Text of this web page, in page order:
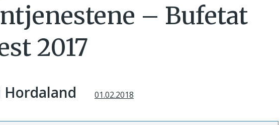
– Bufetat
2017
Hordaland 01.02.2018